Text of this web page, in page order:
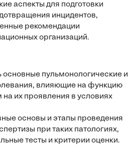
аспекты для подготовки
инцидентов,
рекомендации
организаций.
основные пульмонологические и
влияющие на функцию
их проявления в условиях
основы и этапы проведения
при таких патологиях,
тесты и критерии оценки.